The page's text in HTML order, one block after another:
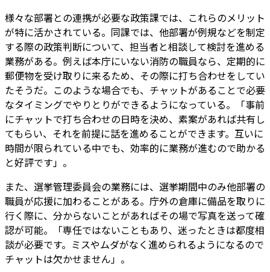
様々な部署との連携が必要な政策課では、これらのメリット
が特に活かされている。同課では、他部署が例規などを制定
する際の政策判断について、担当者と相談して検討を進める
業務がある。例えば本庁にいない消防の職員なら、定期的に
郵便物を受け取りに来るため、その際に打ち合わせをしてい
たそうだ。このような場合でも、チャットがあることで必要
なタイミングでやりとりができるようになっている。「事前
にチャットで打ち合わせの日時を決め、素案があれば共有し
てもらい、それを前提に話を進めることができます。互いに
時間が限られている中でも、効率的に業務が進むので助かる
と好評です」。
また、選挙管理委員会の業務には、選挙期間中のみ他部署の
職員が応援に加わることがある。庁外の倉庫に備品を取りに
行く際に、分からないことがあればその場で写真を送って確
認が可能。「専任ではないこともあり、迷ったときは都度相
談が必要です。ミスやムダがなく進められるようになるので
チャットは欠かせません」。